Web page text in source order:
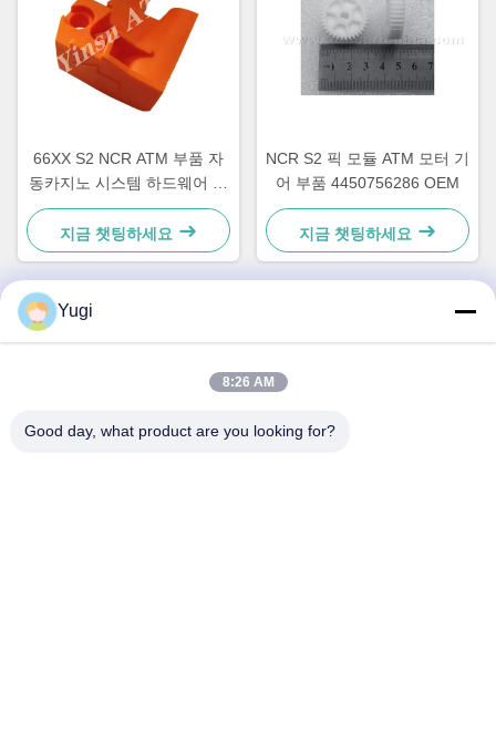
66XX S2 NCR ATM 부품 자
동카지노 시스템 하드웨어 플
라스틱 C 후집 락
4450759179
지금 챗팅하세요
NCR S2 픽 모듈 ATM 모터 기
어 부품 4450756286 OEM
지금 챗팅하세요
방 502, 빌딩 5, 퀴데 부동산 공원, 2-1번지, 싱예 동로,
Yugi
8:26 AM
Good day, what product are you looking for?